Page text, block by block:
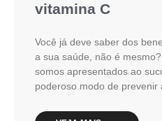
vitamina C
Você já deve saber dos
a sua saúde, não é
somos apresentados ao
poderoso modo de prevenir